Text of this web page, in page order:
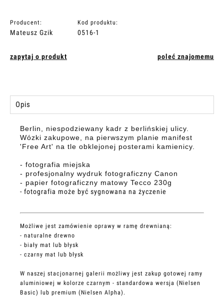
Producent:
Mateusz Gzik
Kod produktu:
0516-1
zapytaj o produkt poleć znajomemu
Opis
Berlin, niespodziewany kadr z berlińskiej ulicy.
Wózki zakupowe, na pierwszym planie manifest
'Free Art' na tle obklejonej posterami kamienicy.
- fotografia miejska
- profesjonalny wydruk fotograficzny Canon
- papier fotograficzny matowy Tecco 230g
- fotografia może być sygnowana na życzenie
Możliwe jest zamówienie oprawy w ramę drewnianą:
- naturalne drewno
- biały mat lub błysk
- czarny mat lub błysk
W naszej stacjonarnej galerii możliwy jest zakup gotowej ramy
aluminiowej w kolorze czarnym - standardowa wersja (Nielsen
Basic) lub premium (Nielsen Alpha).